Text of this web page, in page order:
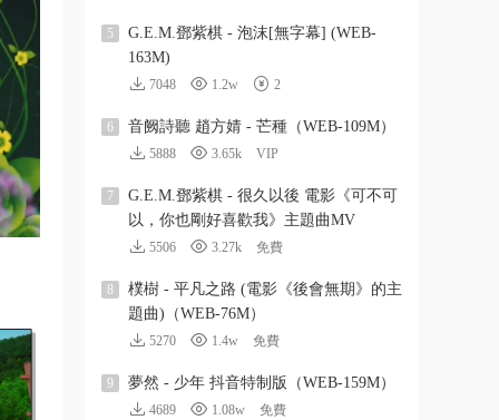
5
G.E.M.鄧紫棋 - 泡沫[無字幕] (WEB-
163M)
7048 1.2w 2
6 音阙詩聽 趙方婧 - 芒種（WEB-109M）
5888 3.65k VIP
7
G.E.M.鄧紫棋 - 很久以後 電影《可不可
以，你也剛好喜歡我》主題曲MV
5506 3.27k 免費
8
樸樹 - 平凡之路 (電影《後會無期》的主
題曲)（WEB-76M）
5270 1.4w 免費
9 夢然 - 少年 抖音特制版（WEB-159M）
4689 1.08w 免費